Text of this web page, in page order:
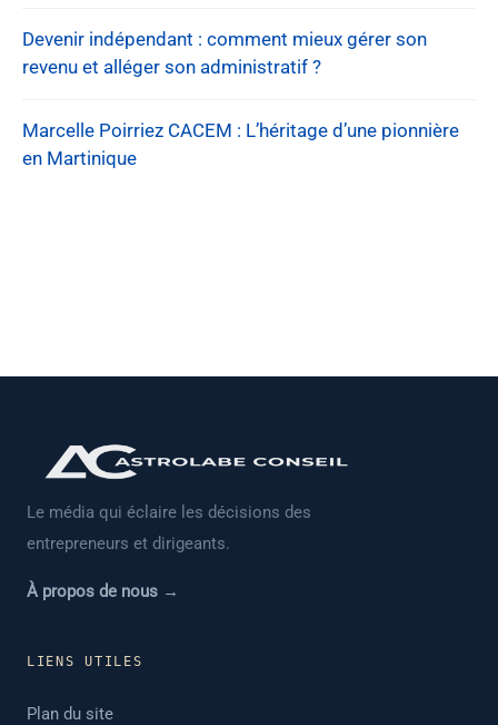
Devenir indépendant : comment mieux gérer son
revenu et alléger son administratif ?
Marcelle Poirriez CACEM : L’héritage d’une pionnière
en Martinique
Le média qui éclaire les décisions des
entrepreneurs et dirigeants.
À propos de nous →
LIENS UTILES
Plan du site